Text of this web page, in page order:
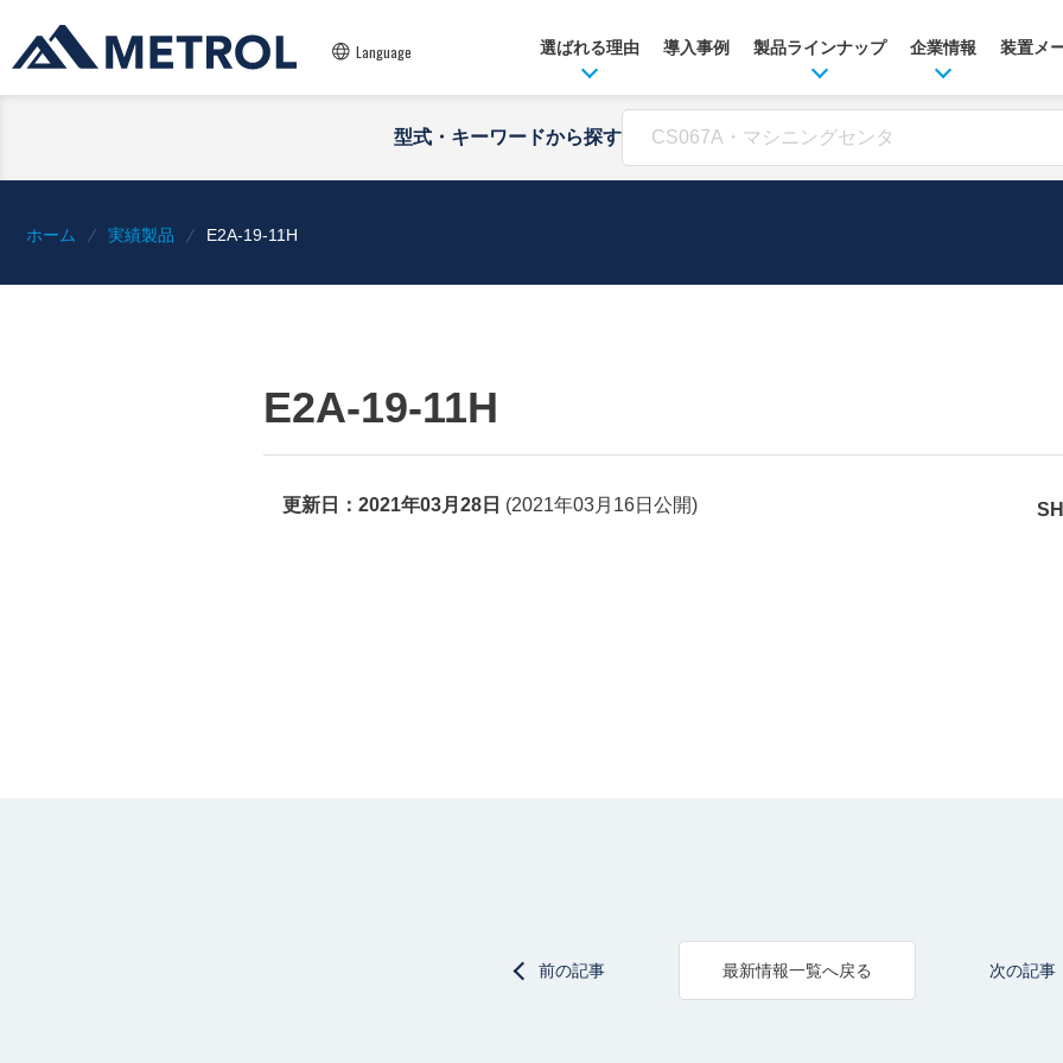
Language 選ばれる理由 導入事例 製品ラインナップ 企業情報 装置メ
型式・キーワードから探す
ホーム 実績製品 E2A-19-11H
E2A-19-11H
更新日： 2021年03月28日 (2021年03月16日 公開)
前の記事 最新情報一覧へ戻る 次の記事